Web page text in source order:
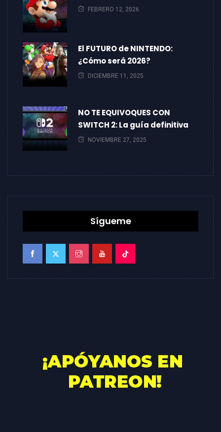
FEBRERO 12, 2026
El FUTURO de NINTENDO:
¿Cómo será 2026?
DICIEMBRE 11, 2025
NO TE EQUIVOQUES CON
SWITCH 2: La guía definitiva
NOVIEMBRE 27, 2025
Sígueme